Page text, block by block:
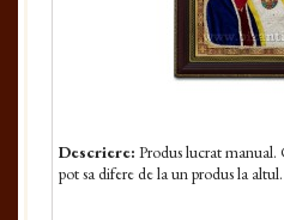
Descriere: Produs lucrat
pot sa difere de la un produs la